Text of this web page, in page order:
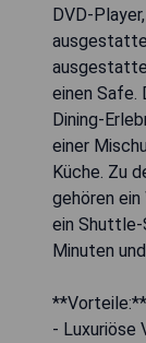
DVD-
einen Safe.
Dining-
einer
Küche. Zu
gehören ein
ein Shuttle-
Minuten
**Vorteile:**
- Luxuriöse